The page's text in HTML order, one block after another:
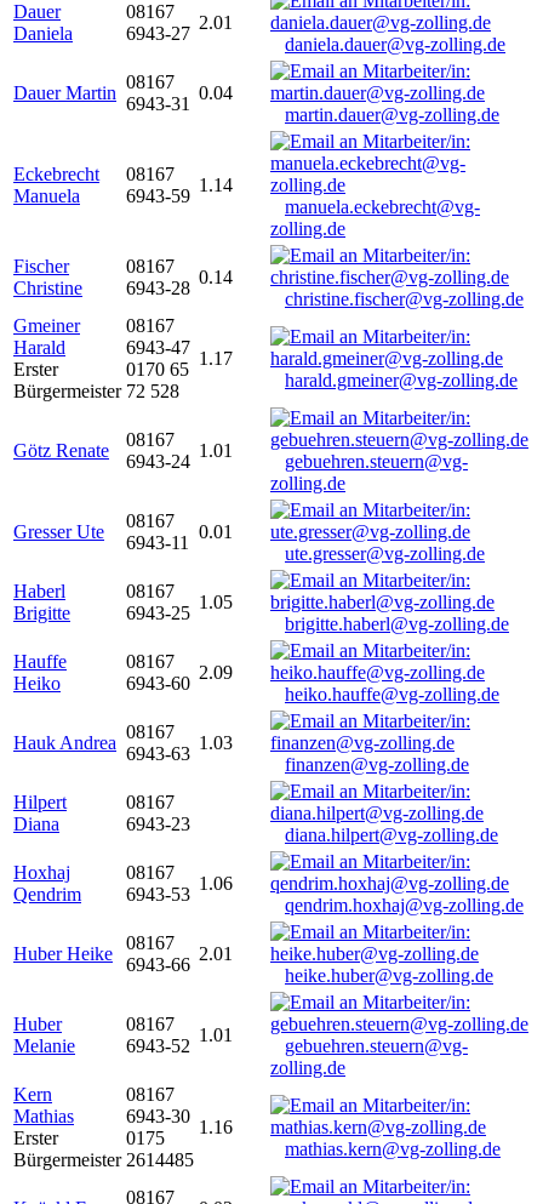
Dauer
Daniela
08167
6943-27
2.01
daniela.dauer@vg-zolling.de
Dauer Martin
08167
6943-31
0.04
martin.dauer@vg-zolling.de
Eckebrecht
Manuela
08167
6943-59
1.14
manuela.eckebrecht@vg-
zolling.de
Fischer
Christine
08167
6943-28
0.14
christine.fischer@vg-zolling.de
Gmeiner
Harald
Erster
Bürgermeister
08167
6943-47
0170 65
72 528
1.17
harald.gmeiner@vg-zolling.de
Götz Renate
08167
6943-24
1.01
gebuehren.steuern@vg-
zolling.de
Gresser Ute
08167
6943-11
0.01
ute.gresser@vg-zolling.de
Haberl
Brigitte
08167
6943-25
1.05
brigitte.haberl@vg-zolling.de
Hauffe
Heiko
08167
6943-60
2.09
heiko.hauffe@vg-zolling.de
Hauk Andrea
08167
6943-63
1.03
finanzen@vg-zolling.de
Hilpert
Diana
08167
6943-23
diana.hilpert@vg-zolling.de
Hoxhaj
Qendrim
08167
6943-53
1.06
qendrim.hoxhaj@vg-zolling.de
Huber Heike
08167
6943-66
2.01
heike.huber@vg-zolling.de
Huber
Melanie
08167
6943-52
1.01
gebuehren.steuern@vg-
zolling.de
Kern
Mathias
Erster
Bürgermeister
08167
6943-30
0175
2614485
1.16
mathias.kern@vg-zolling.de
08167